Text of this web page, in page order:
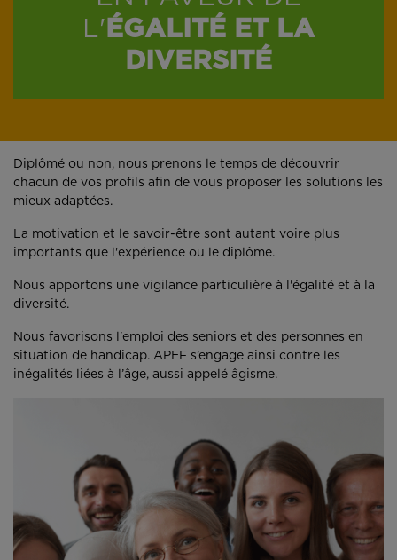
L' ÉGALITÉ ET LA
DIVERSITÉ
Diplômé ou non, nous prenons le temps de découvrir
chacun de vos profils afin de vous proposer les solutions les
mieux adaptées.
La motivation et le savoir-être sont autant voire plus
importants que l'expérience ou le diplôme.
Nous apportons une vigilance particulière à l'égalité et à la
diversité.
Nous favorisons l'emploi des seniors et des personnes en
situation de handicap. APEF s’engage ainsi contre les
inégalités liées à l’âge, aussi appelé âgisme.